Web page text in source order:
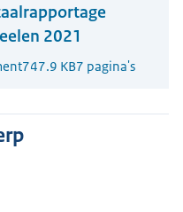
2021
747.9 KB7 pagina's